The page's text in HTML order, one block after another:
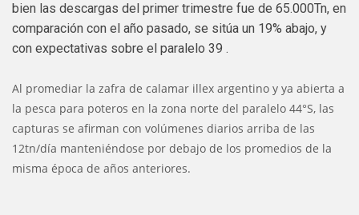
bien las descargas del primer trimestre fue de 65.000Tn, en
comparación con el año pasado, se sitúa un 19% abajo, y
con expectativas sobre el paralelo 39 .
Al promediar la zafra de calamar illex argentino y ya abierta a
la pesca para poteros en la zona norte del paralelo 44°S, las
capturas se afirman con volúmenes diarios arriba de las
12tn/día manteniéndose por debajo de los promedios de la
misma época de años anteriores.